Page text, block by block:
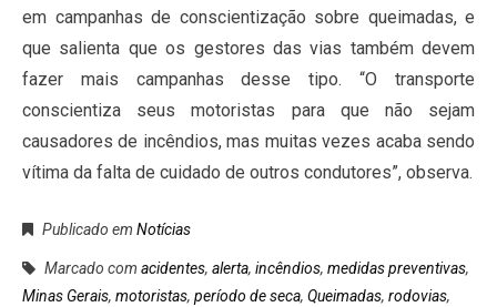
em campanhas de conscientização sobre queimadas, e
que salienta que os gestores das vias também devem
fazer mais campanhas desse tipo. “O transporte
conscientiza seus motoristas para que não sejam
causadores de incêndios, mas muitas vezes acaba sendo
vítima da falta de cuidado de outros condutores”, observa.
Publicado em Notícias
Marcado com acidentes, alerta, incêndios, medidas preventivas,
Minas Gerais, motoristas, período de seca, Queimadas, rodovias,